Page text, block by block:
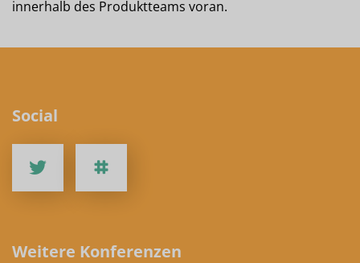
innerhalb des Produktteams voran.
Social
Weitere Konferenzen